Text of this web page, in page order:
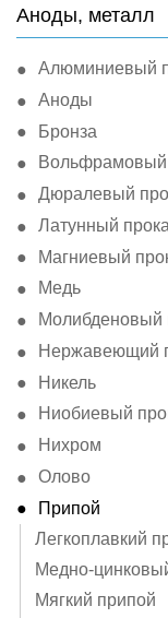
Аноды, металл
Алюминиевый
Аноды
Бронза
Вольфрамовый
Дюралевый
Латунный
Магниевый
Медь
Молибденовый
Нержавеющий
Никель
Ниобиевый
Нихром
Олово
Припой
Легкоплавкий
Медно-
Мягкий припой